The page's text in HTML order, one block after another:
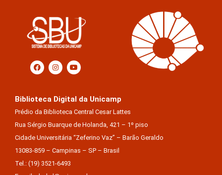
Biblioteca Digital da Unicamp
Prédio da Biblioteca Central Cesar Lattes
Rua Sérgio Buarque de Holanda, 421 – 1º piso
Cidade Universitária “Zeferino Vaz” – Barão Geraldo
13083-859 – Campinas – SP – Brasil
Tel.: (19) 3521-6493